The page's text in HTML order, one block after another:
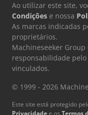
Ao utilizar este site,
Condições e nossa
As marcas indicadas
proprietários.
Machineseeker
responsabilidade
vinculados.
© 1999 - 2026
Este site está protegido